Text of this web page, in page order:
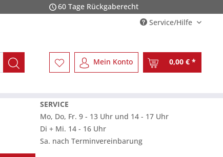
60 Tage Rückgaberecht
Service/Hilfe
Mein Konto 0,00 € *
SERVICE
Mo, Do, Fr. 9 - 13 Uhr und 14 - 17 Uhr
Di + Mi. 14 - 16 Uhr
Sa. nach Terminvereinbarung